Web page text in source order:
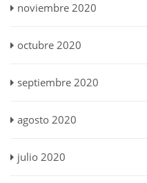
noviembre 2020
octubre 2020
septiembre 2020
agosto 2020
julio 2020